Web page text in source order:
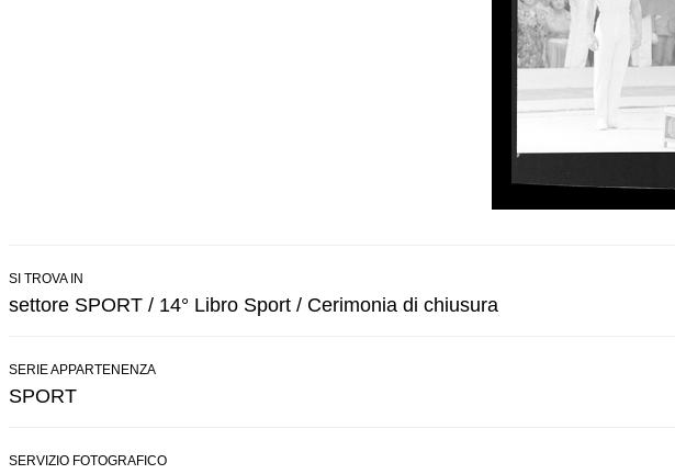
SI TROVA IN
settore SPORT / 14° Libro Sport / Cerimonia di chiusura
SERIE APPARTENENZA
SPORT
SERVIZIO FOTOGRAFICO